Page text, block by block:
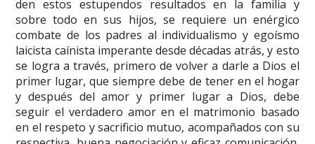
den estos estupendos resultados en la familia y
sobre todo en sus hijos, se requiere un enérgico
combate de los padres al individualismo y egoísmo
laicista caínista imperante desde décadas atrás, y esto
se logra a través, primero de volver a darle a Dios el
primer lugar, que siempre debe de tener en el hogar
y después del amor y primer lugar a Dios, debe
seguir el verdadero amor en el matrimonio basado
en el respeto y sacrificio mutuo, acompañados con su